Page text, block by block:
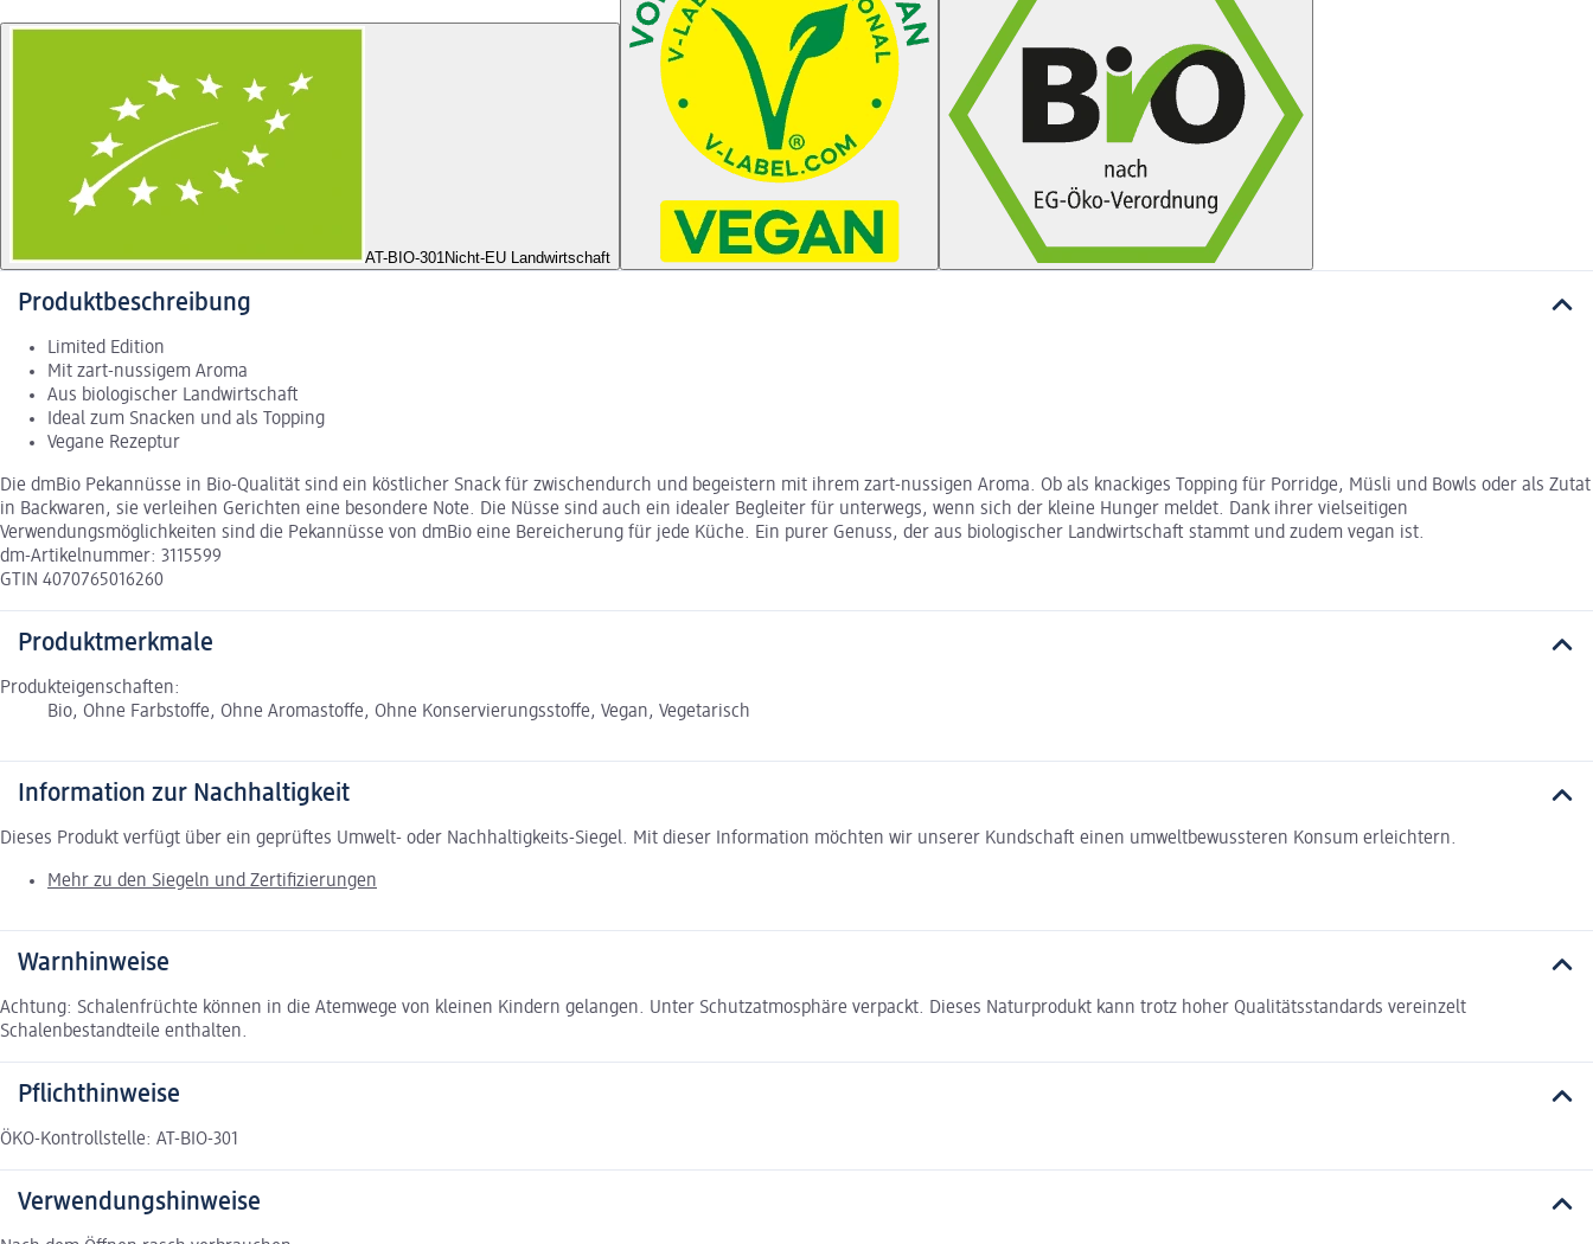
AT-BIO-301Nicht-EU Landwirtschaft
Produktbeschreibung
Limited Edition
Mit zart-nussigem Aroma
Aus biologischer Landwirtschaft
Ideal zum Snacken und als Topping
Vegane Rezeptur
Die dmBio Pekannüsse in Bio-Qualität sind ein köstlicher Snack für zwischendurch und begeistern mit ihrem zart-nussigen Aroma. Ob als knackiges Topping für Porridge, Müsli und Bowls oder als Zutat
in Backwaren, sie verleihen Gerichten eine besondere Note. Die Nüsse sind auch ein idealer Begleiter für unterwegs, wenn sich der kleine Hunger meldet. Dank ihrer vielseitigen
Verwendungsmöglichkeiten sind die Pekannüsse von dmBio eine Bereicherung für jede Küche. Ein purer Genuss, der aus biologischer Landwirtschaft stammt und zudem vegan ist.
dm-Artikelnummer: 3115599
GTIN 4070765016260
Produktmerkmale
Produkteigenschaften:
Bio, Ohne Farbstoffe, Ohne Aromastoffe, Ohne Konservierungsstoffe, Vegan, Vegetarisch
Information zur Nachhaltigkeit
Dieses Produkt verfügt über ein geprüftes Umwelt- oder Nachhaltigkeits-Siegel. Mit dieser Information möchten wir unserer Kundschaft einen umweltbewussteren Konsum erleichtern.
Mehr zu den Siegeln und Zertifizierungen
Warnhinweise
Achtung: Schalenfrüchte können in die Atemwege von kleinen Kindern gelangen. Unter Schutzatmosphäre verpackt. Dieses Naturprodukt kann trotz hoher Qualitätsstandards vereinzelt
Schalenbestandteile enthalten.
Pflichthinweise
ÖKO-Kontrollstelle: AT-BIO-301
Verwendungshinweise